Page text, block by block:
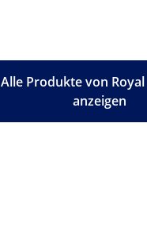
Alle Produkte von
anzeigen